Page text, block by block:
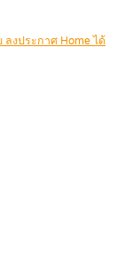
ลงประกาศ Home ได้